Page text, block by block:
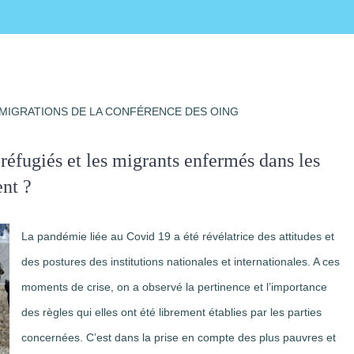
DE LA CONFÉRENCE DES OING
et les migrants enfermés dans les
?
La pandémie liée au Covid 19 a été révélatrice des attitudes et
des postures des institutions nationales et internationales. A ces
moments de crise, on a observé la pertinence et l’importance
des règles qui elles ont été librement établies par les parties
concernées. C’est dans la prise en compte des plus pauvres et